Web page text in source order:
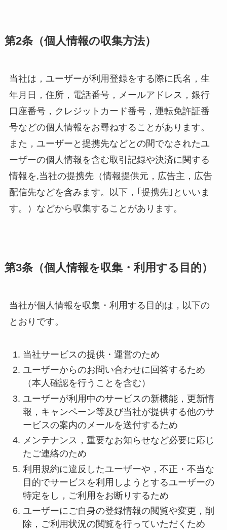
第2条（個人情報の収集方法）
当社は，ユーザーが利用登録をする際に氏名，生
年月日，住所，電話番号，メールアドレス，銀行
口座番号，クレジットカード番号，運転免許証番
号などの個人情報をお尋ねすることがあります。
また，ユーザーと提携先などとの間でなされたユ
ーザーの個人情報を含む取引記録や決済に関する
情報を,当社の提携先（情報提供元，広告主，広告
配信先などを含みます。以下，｢提携先｣といいま
す。）などから収集することがあります。
第3条（個人情報を収集・利用する目的）
当社が個人情報を収集・利用する目的は，以下の
とおりです。
当社サービスの提供・運営のため
ユーザーからのお問い合わせに回答するため
（本人確認を行うことを含む）
ユーザーが利用中のサービスの新機能，更新情
報，キャンペーン等及び当社が提供する他のサ
ービスの案内のメールを送付するため
メンテナンス，重要なお知らせなど必要に応じ
たご連絡のため
利用規約に違反したユーザーや，不正・不当な
目的でサービスを利用しようとするユーザーの
特定をし，ご利用をお断りするため
ユーザーにご自身の登録情報の閲覧や変更，削
除，ご利用状況の閲覧を行っていただくため